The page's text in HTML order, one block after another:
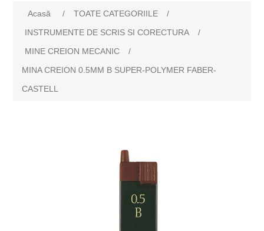
Acasă / TOATE CATEGORIILE
/
INSTRUMENTE DE SCRIS SI CORECTURA
/
MINE CREION MECANIC
/
MINA CREION 0.5MM B SUPER-POLYMER FABER-
CASTELL